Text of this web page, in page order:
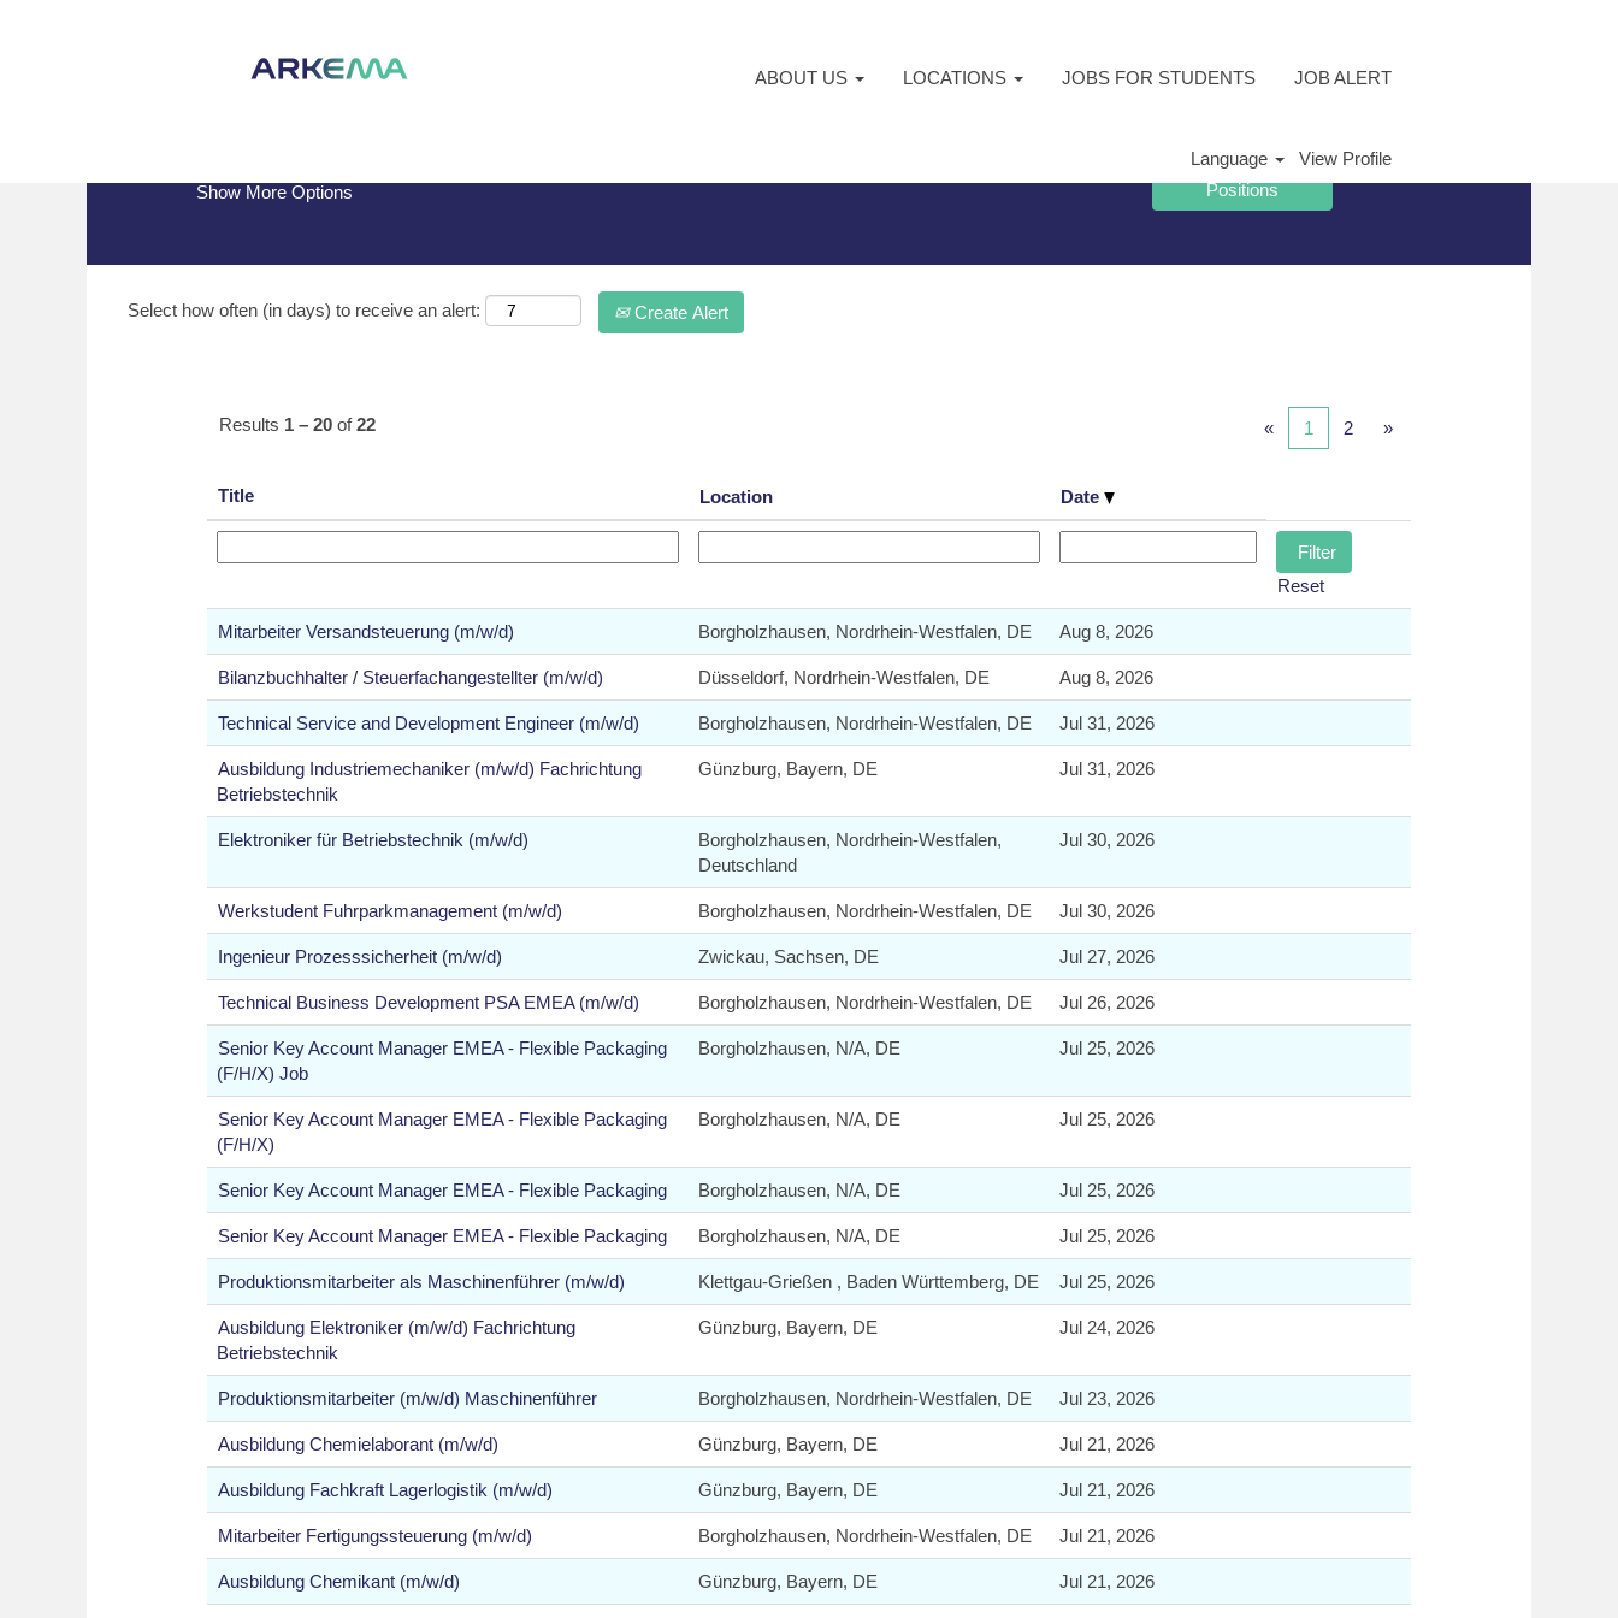
ABOUT US LOCATIONS JOBS FOR STUDENTS JOB ALERT
Language View Profile
Search results for
Show More Options
Select how often (in days) to receive an alert: Create Alert
Results 1 – 20 of22 « 1 2 »
Title Location Date
Reset
Mitarbeiter Versandsteuerung (m/w/d) Borgholzhausen, Nordrhein-Westfalen, DE Aug 8, 2026
Bilanzbuchhalter / Steuerfachangestellter (m/w/d) Düsseldorf, Nordrhein-Westfalen, DE Aug 8, 2026
Technical Service and Development Engineer (m/w/d) Borgholzhausen, Nordrhein-Westfalen, DE Jul 31, 2026
Ausbildung Industriemechaniker (m/w/d) Fachrichtung
Betriebstechnik
Günzburg, Bayern, DE Jul 31, 2026
Elektroniker für Betriebstechnik (m/w/d)
Borgholzhausen, Nordrhein-Westfalen,
Deutschland
Jul 30, 2026
Werkstudent Fuhrparkmanagement (m/w/d) Borgholzhausen, Nordrhein-Westfalen, DE Jul 30, 2026
Ingenieur Prozesssicherheit (m/w/d) Zwickau, Sachsen, DE Jul 27, 2026
Technical Business Development PSA EMEA (m/w/d) Borgholzhausen, Nordrhein-Westfalen, DE Jul 26, 2026
Senior Key Account Manager EMEA - Flexible Packaging
(F/H/X) Job
Borgholzhausen, N/A, DE Jul 25, 2026
Senior Key Account Manager EMEA - Flexible Packaging
(F/H/X)
Borgholzhausen, N/A, DE Jul 25, 2026
Senior Key Account Manager EMEA - Flexible Packaging Borgholzhausen, N/A, DE Jul 25, 2026
Senior Key Account Manager EMEA - Flexible Packaging Borgholzhausen, N/A, DE Jul 25, 2026
Produktionsmitarbeiter als Maschinenführer (m/w/d) Klettgau-Grießen , Baden Württemberg, DE Jul 25, 2026
Ausbildung Elektroniker (m/w/d) Fachrichtung
Betriebstechnik
Günzburg, Bayern, DE Jul 24, 2026
Produktionsmitarbeiter (m/w/d) Maschinenführer Borgholzhausen, Nordrhein-Westfalen, DE Jul 23, 2026
Ausbildung Chemielaborant (m/w/d) Günzburg, Bayern, DE Jul 21, 2026
Ausbildung Fachkraft Lagerlogistik (m/w/d) Günzburg, Bayern, DE Jul 21, 2026
Mitarbeiter Fertigungssteuerung (m/w/d) Borgholzhausen, Nordrhein-Westfalen, DE Jul 21, 2026
Ausbildung Chemikant (m/w/d) Günzburg, Bayern, DE Jul 21, 2026